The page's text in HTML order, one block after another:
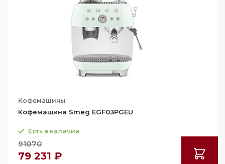
Кофемашины
Кофемашина Smeg EGF03PGEU
Есть в наличии
91070
79 231 ₽